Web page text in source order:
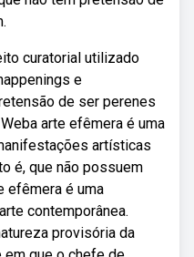
curatorial utilizado
e
de ser perenes
arte efêmera é uma
artísticas
é, que não possuem
efêmera é uma
contemporânea.
provisória da